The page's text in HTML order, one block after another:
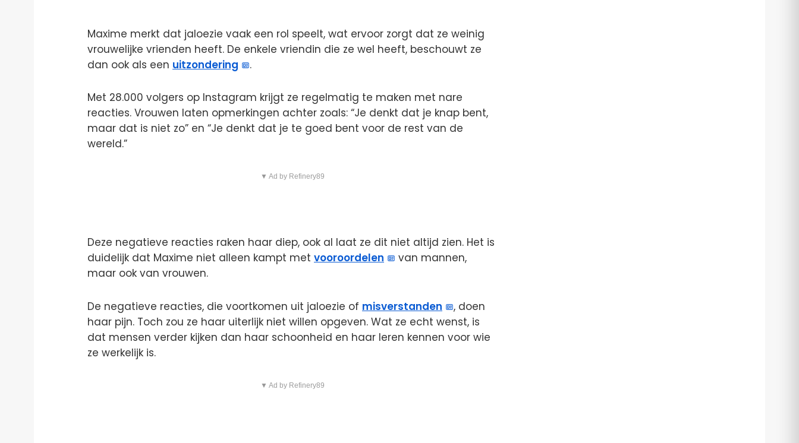
Maxime merkt dat jaloezie vaak een rol speelt, wat ervoor zorgt dat ze weinig
vrouwelijke vrienden heeft. De enkele vriendin die ze wel heeft, beschouwt ze
dan ook als een uitzondering .
Met 28.000 volgers op Instagram krijgt ze regelmatig te maken met nare
reacties. Vrouwen laten opmerkingen achter zoals: “Je denkt dat je knap bent,
maar dat is niet zo” en “Je denkt dat je te goed bent voor de rest van de
wereld.”
▼ Ad by Refinery89
Deze negatieve reacties raken haar diep, ook al laat ze dit niet altijd zien. Het is
duidelijk dat Maxime niet alleen kampt met vooroordelen
van mannen,
maar ook van vrouwen.
De negatieve reacties, die voortkomen uit jaloezie of misverstanden
, doen
haar pijn. Toch zou ze haar uiterlijk niet willen opgeven. Wat ze echt wenst, is
dat mensen verder kijken dan haar schoonheid en haar leren kennen voor wie
ze werkelijk is.
▼ Ad by Refinery89